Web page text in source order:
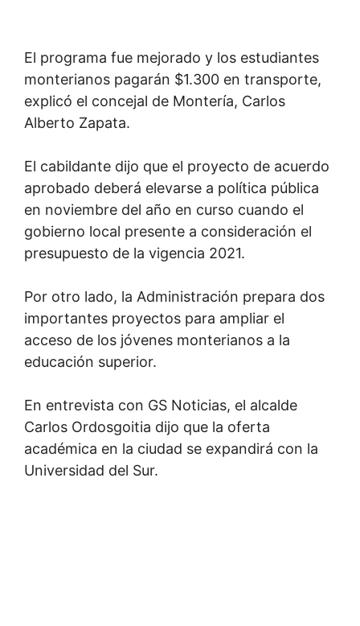
El programa fue mejorado y los estudiantes
monterianos pagarán $1.300 en transporte,
explicó el concejal de Montería, Carlos
Alberto Zapata.
El cabildante dijo que el proyecto de acuerdo
aprobado deberá elevarse a política pública
en noviembre del año en curso cuando el
gobierno local presente a consideración el
presupuesto de la vigencia 2021.
Por otro lado, la Administración prepara dos
importantes proyectos para ampliar el
acceso de los jóvenes monterianos a la
educación superior.
En entrevista con GS Noticias, el alcalde
Carlos Ordosgoitia dijo que la oferta
académica en la ciudad se expandirá con la
Universidad del Sur.